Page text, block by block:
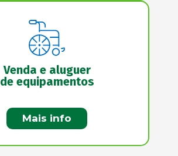
Venda e aluguer
de equipamentos
Mais info